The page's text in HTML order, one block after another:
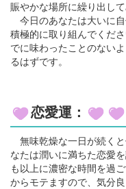
賑やかな場所に繰り出し
今日のあなたは大いに
積極的に取り組んでくだ
でに味わったことのない
るはずです。
恋愛運：
無味乾燥な一日が続く
なたは潤いに満ちた恋愛
も以上に濃密な時間を過
からモテますので、気分